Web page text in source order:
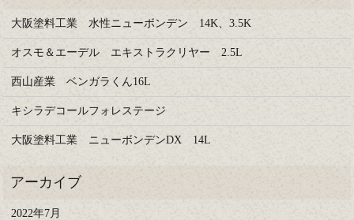
大阪塗料工業 水性ニューボンデン 14K、3.5K
オスモ＆エーデル エキストラクリヤー 2.5L
西山産業 ベンガラくん16L
キシラデコールフォレステージ
大阪塗料工業 ニューボンデンDX 14L
2022年7月